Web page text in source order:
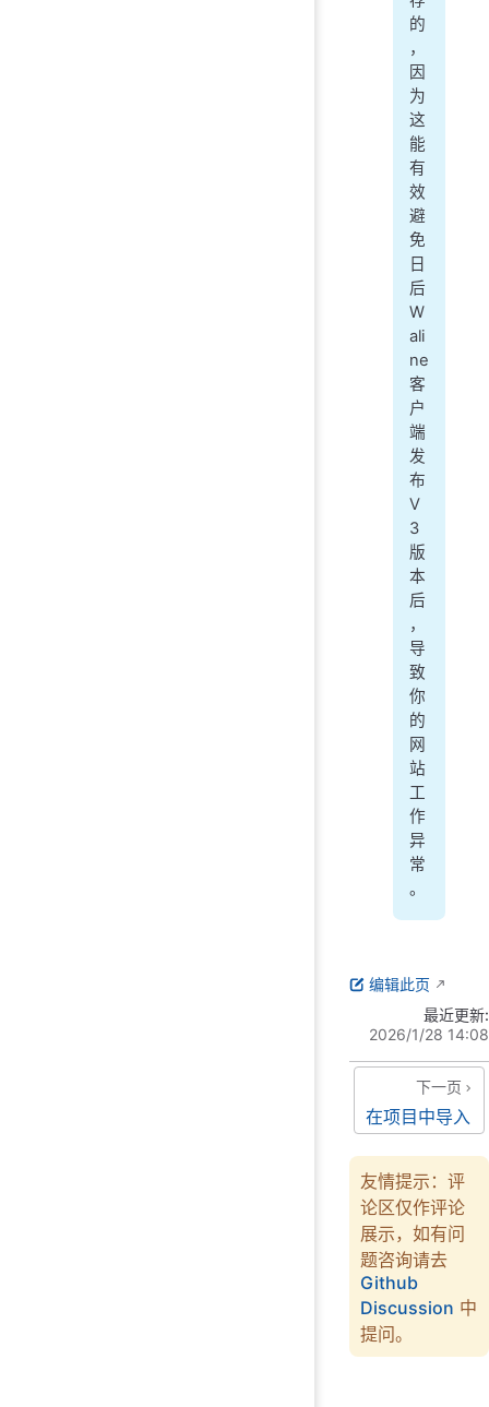
的
，
因
为
这
能
有
效
避
免
日
后
W
ali
ne
客
户
端
发
布
V
3
版
本
后
，
导
致
你
的
网
站
工
作
异
常
。
编辑此页
最近更新:
2026/1/28 14:08
下一页
在项目中导入
友情提示：评
论区仅作评论
展示，如有问
题咨询请去
Github
Discussion 中
提问。